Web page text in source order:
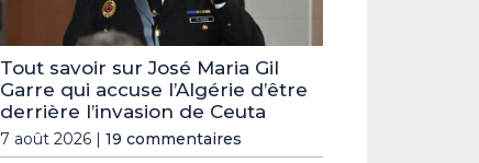
Tout savoir sur José Maria Gil
Garre qui accuse l’Algérie d’être
derrière l’invasion de Ceuta
7 août 2026 | 19 commentaires